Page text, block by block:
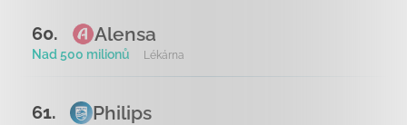
60. Alensa
Nad 500 milionů Lékárna
61. Philips